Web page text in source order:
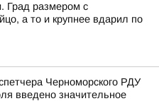
Град размером с
а то и крупнее вдарил по
Черноморского РДУ
введено значительное